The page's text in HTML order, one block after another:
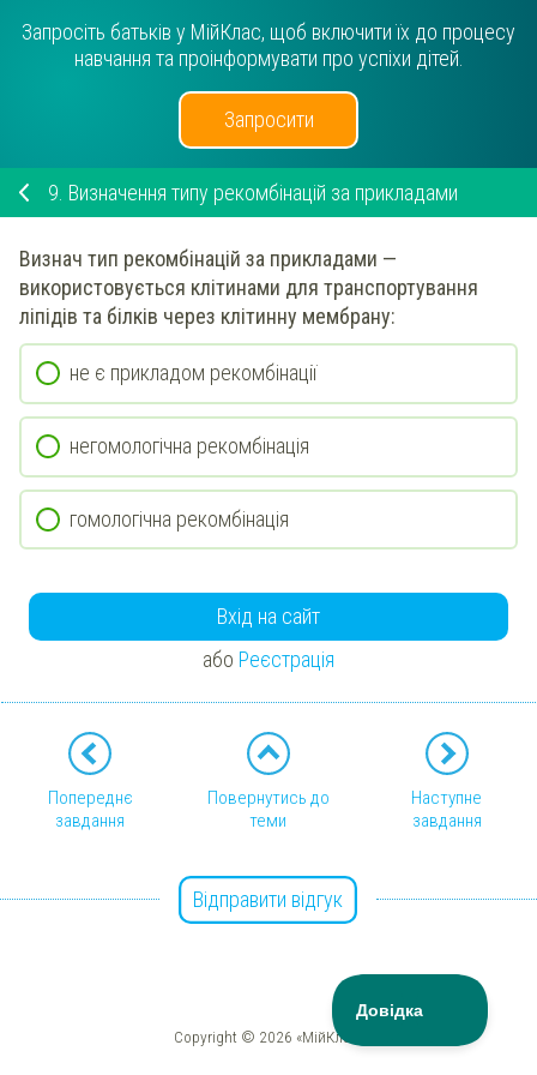
Запросіть батьків у МійКлас, щоб включити їх до процесу
навчання та проінформувати про успіхи дітей.
Запросити
9. Визначення типу рекомбінацій за прикладами
Визнач тип рекомбінацій за прикладами —
використовується клітинами для транспортування
ліпідів та білків через клітинну мембрану:
не є прикладом рекомбінації
негомологічна рекомбінація
гомологічна рекомбінація
Вхід на сайт
або Реєстрація
Попереднє
завдання
Повернутись до
теми
Наступне
завдання
Відправити відгук
Copyright © 2026 «МійКлас»